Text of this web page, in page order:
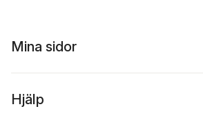
Mina sidor
Hjälp